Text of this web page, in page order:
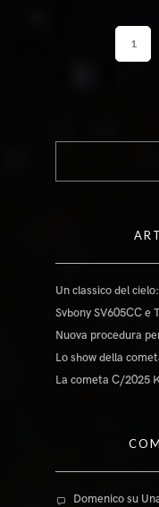
1
Un classico del
Svbony SV605CC e
Nuova procedura
Lo show della
La cometa C/2025
Domenicosu